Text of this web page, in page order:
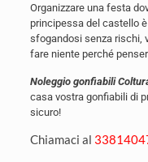
Organizzare una festa
principessa del castello
sfogandosi senza rischi,
fare niente perché
Noleggio gonfiabili
casa vostra gonfiabili di
sicuro!
Chiamaci al